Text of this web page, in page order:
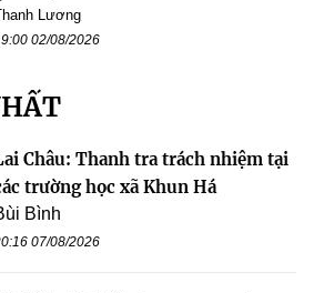
Lương
02/08/2026
Châu: Thanh tra trách nhiệm tại
trường học xã Khun Há
Bình
07/08/2026